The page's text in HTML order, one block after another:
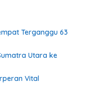
Terganggu 63
Utara ke
Vital